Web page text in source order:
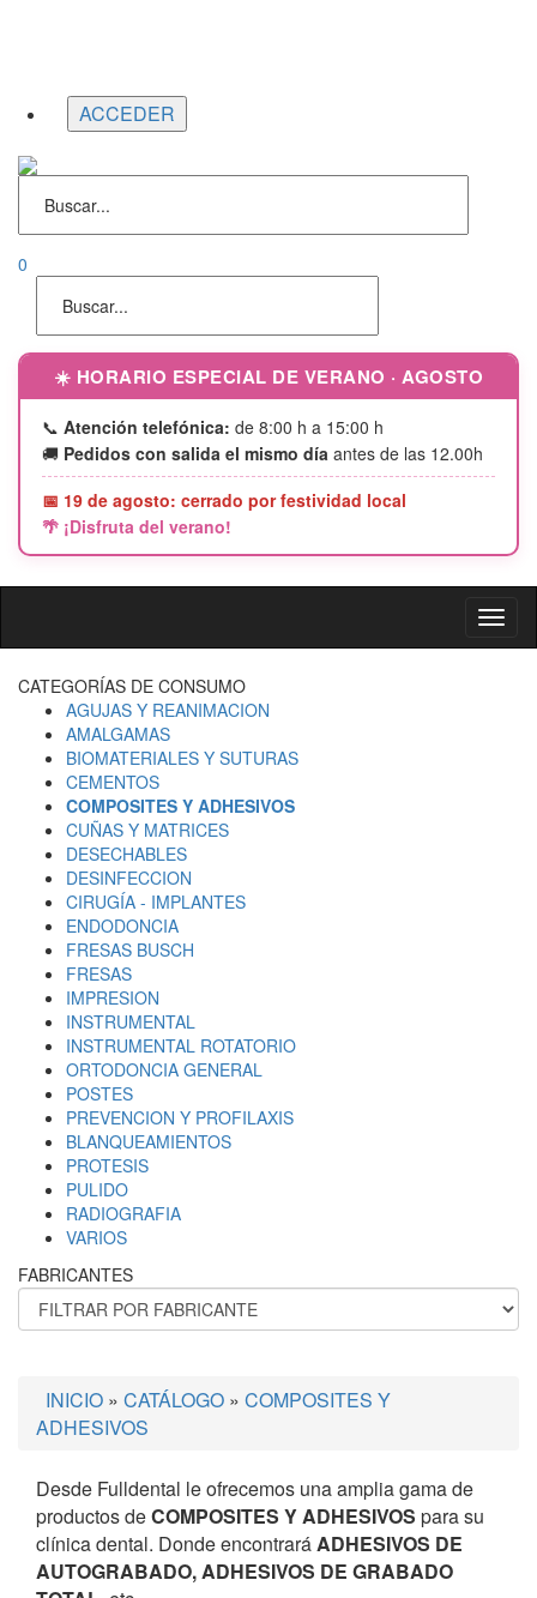
0
☀️ HORARIO ESPECIAL DE VERANO · AGOSTO
📞 Atención telefónica: de 8:00 h a 15:00 h
🚚 Pedidos con salida el mismo día antes de las 12.00h
📅 19 de agosto: cerrado por festividad local
🌴 ¡Disfruta del verano!
CATEGORÍAS DE CONSUMO
AGUJAS Y REANIMACION
AMALGAMAS
BIOMATERIALES Y SUTURAS
CEMENTOS
COMPOSITES Y ADHESIVOS
CUÑAS Y MATRICES
DESECHABLES
DESINFECCION
CIRUGÍA - IMPLANTES
ENDODONCIA
FRESAS BUSCH
FRESAS
IMPRESION
INSTRUMENTAL
INSTRUMENTAL ROTATORIO
ORTODONCIA GENERAL
POSTES
PREVENCION Y PROFILAXIS
BLANQUEAMIENTOS
PROTESIS
PULIDO
RADIOGRAFIA
VARIOS
FABRICANTES
INICIO » CATÁLOGO » COMPOSITES Y
ADHESIVOS
Desde Fulldental le ofrecemos una amplia gama de
productos deCOMPOSITES Y ADHESIVOS para su
clínica dental. Donde encontraráADHESIVOS DE
AUTOGRABADO, ADHESIVOS DE GRABADO